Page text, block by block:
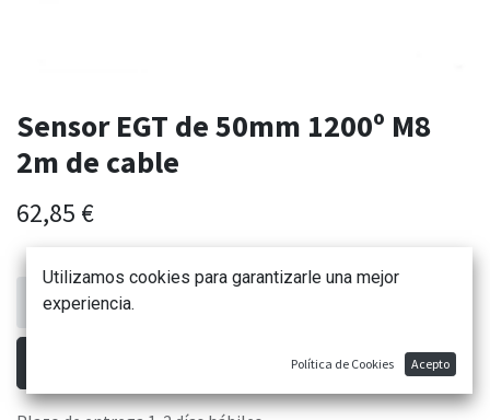
Sensor EGT de 50mm 1200º M8
2m de cable
62,85 €
Utilizamos cookies para garantizarle una mejor
experiencia.
Política de Cookies Acepto